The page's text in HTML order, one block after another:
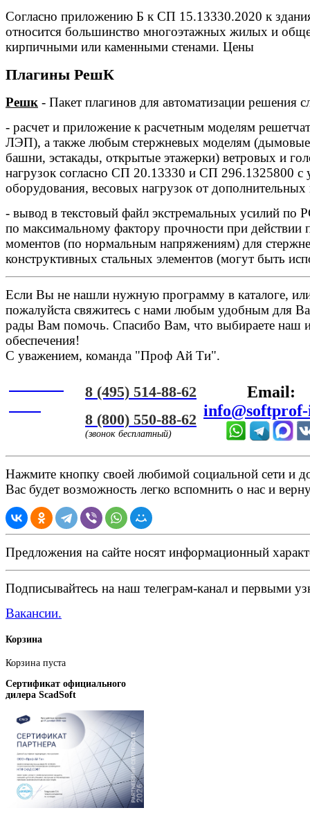
Согласно приложению Б к СП 15.13330.2020 к
относится большинство многоэтажных жилых и
кирпичными или каменными стенами. Цены
Плагины РешК
Решк - Пакет плагинов для автоматизации решения
- расчет и приложение к расчетным моделям
ЛЭП), а также любым стержневых моделям
башни, эстакады, открытые этажерки) ветровых и
нагрузок согласно СП 20.13330 и СП 296.1325800 с
оборудования, весовых нагрузок от
- вывод в текстовый файл экстремальных усилий по
по максимальному фактору прочности при
моментов (по нормальным напряжениям) для
конструктивных стальных элементов (могут быть
Если Вы не нашли нужную программу в каталоге,
пожалуйста свяжитесь с нами любым удобным для
рады Вам помочь. Спасибо Вам, что выбираете наш
обеспечения!
С уважением, команда "Проф Ай Ти".
8 (495) 514-88-62
8 (800) 550-88-62
(звонок бесплатный)
Email:
Нажмите кнопку своей любимой социальной сети и
Вас будет возможность легко вспомнить о нас и
Предложения на сайте носят информационный
Подписывайтесь на наш телеграм-канал и первыми
Вакансии.
Корзина
Корзина пуста
Сертификат официального
дилера ScadSoft